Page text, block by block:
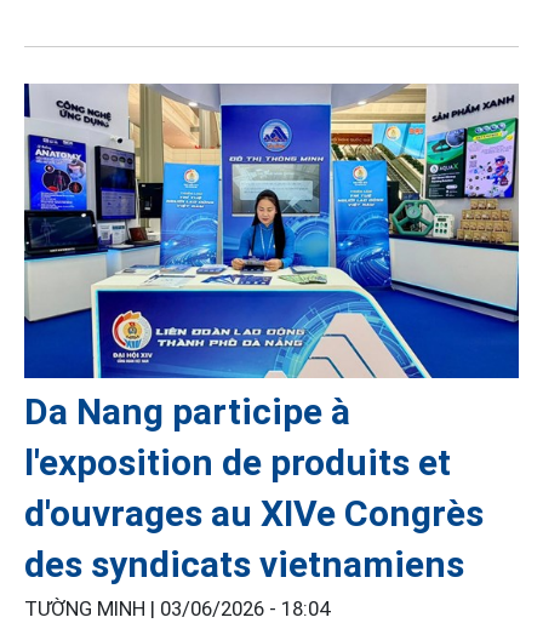
Da Nang participe à
l'exposition de produits et
d'ouvrages au XIVe Congrès
des syndicats vietnamiens
TƯỜNG MINH | 03/06/2026 - 18:04